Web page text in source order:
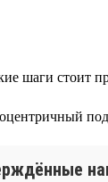
шаги стоит